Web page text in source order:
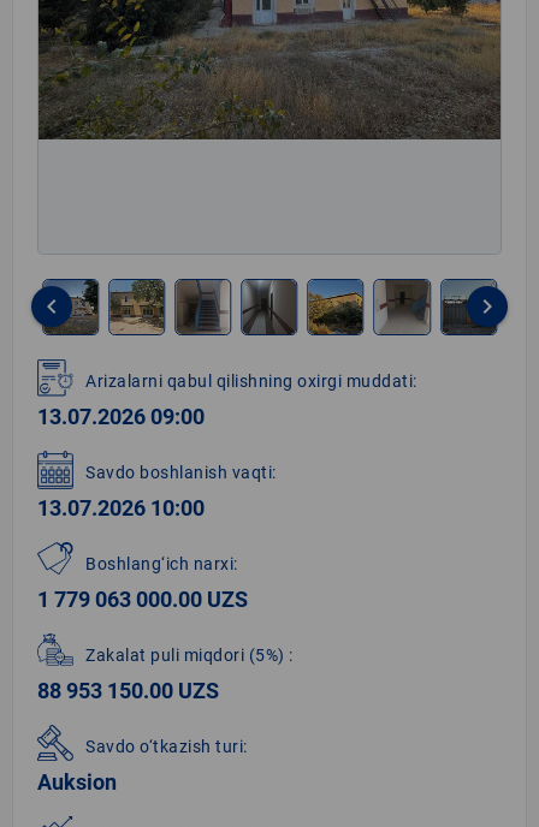
1
of
12
keyboard_arrow_left keyboard_arrow_right
Arizalarni qabul qilishning oxirgi muddati:
13.07.2026 09:00
Savdo boshlanish vaqti:
13.07.2026 10:00
Boshlang‘ich narxi:
1 779 063 000.00 UZS
Zakalat puli miqdori (5%) :
88 953 150.00 UZS
Savdo o‘tkazish turi:
Auksion